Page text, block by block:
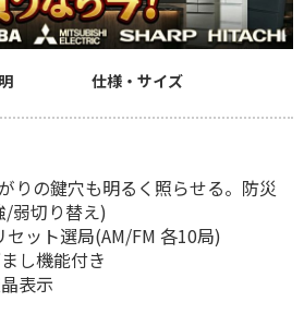
仕様・サイズ
りの鍵穴も明るく照らせる。防災
/弱切り替え)
ット選局(AM/FM 各10局)
し機能付き
表示